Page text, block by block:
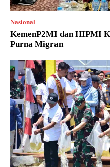
Nasional
KemenP2MI dan HIPMI
Purna Migran